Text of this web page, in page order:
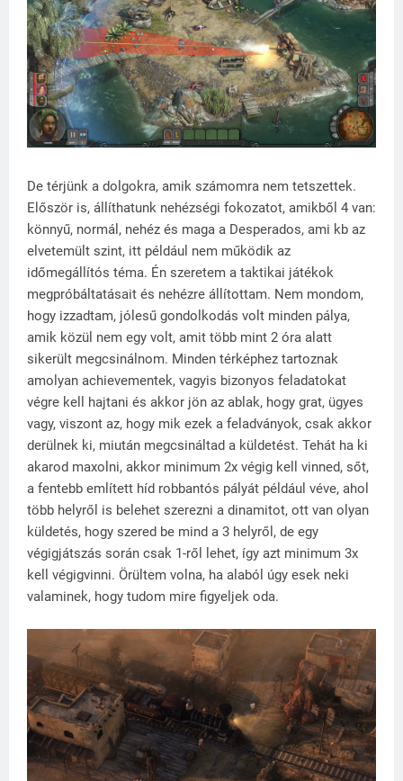
De térjünk a dolgokra, amik számomra nem tetszettek.
Először is, állíthatunk nehézségi fokozatot, amikből 4 van:
könnyű, normál, nehéz és maga a Desperados, ami kb az
elvetemült szint, itt például nem működik az
időmegállítós téma. Én szeretem a taktikai játékok
megpróbáltatásait és nehézre állítottam. Nem mondom,
hogy izzadtam, jólesű gondolkodás volt minden pálya,
amik közül nem egy volt, amit több mint 2 óra alatt
sikerült megcsinálnom. Minden térképhez tartoznak
amolyan achievementek, vagyis bizonyos feladatokat
végre kell hajtani és akkor jön az ablak, hogy grat, ügyes
vagy, viszont az, hogy mik ezek a feladványok, csak akkor
derülnek ki, miután megcsináltad a küldetést. Tehát ha ki
akarod maxolni, akkor minimum 2x végig kell vinned, sőt,
a fentebb említett híd robbantós pályát például véve, ahol
több helyről is belehet szerezni a dinamitot, ott van olyan
küldetés, hogy szered be mind a 3 helyről, de egy
végigjátszás során csak 1-ről lehet, így azt minimum 3x
kell végigvinni. Örültem volna, ha alaból úgy esek neki
valaminek, hogy tudom mire figyeljek oda.